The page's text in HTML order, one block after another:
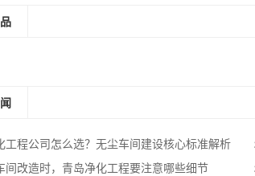
工程公司怎么选？无尘车间建设核心标准解析
间改造时，青岛净化工程要注意哪些细节